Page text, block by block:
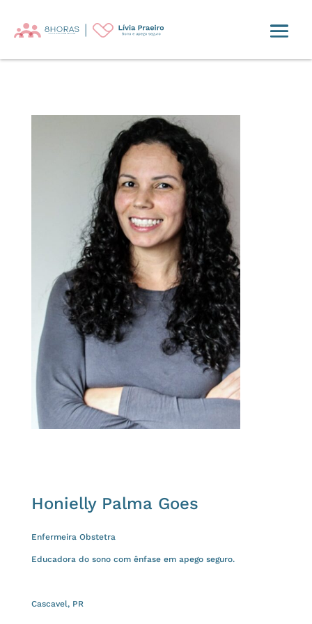
Honielly Palma Goes
Enfermeira Obstetra
Educadora do sono com ênfase em apego seguro.
Cascavel, PR